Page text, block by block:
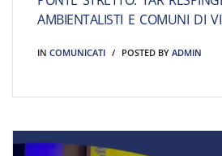
AMBIENTALISTI E COMUNI DI
IN COMUNICATI POSTED BY ADMIN